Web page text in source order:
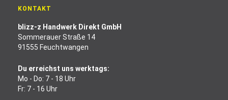
KONTAKT
blizz-z Handwerk Direkt GmbH
Sommerauer Straße 14
91555 Feuchtwangen
Du erreichst uns werktags:
Mo - Do: 7 - 18 Uhr
Fr: 7 - 16 Uhr